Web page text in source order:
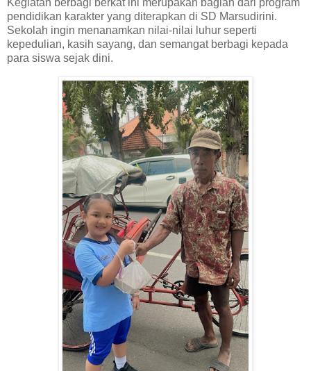
pendidikan karakter yang diterapkan di SD Marsudirini.
Sekolah ingin menanamkan nilai-nilai luhur seperti
kepedulian, kasih sayang, dan semangat berbagi kepada
para siswa sejak dini.